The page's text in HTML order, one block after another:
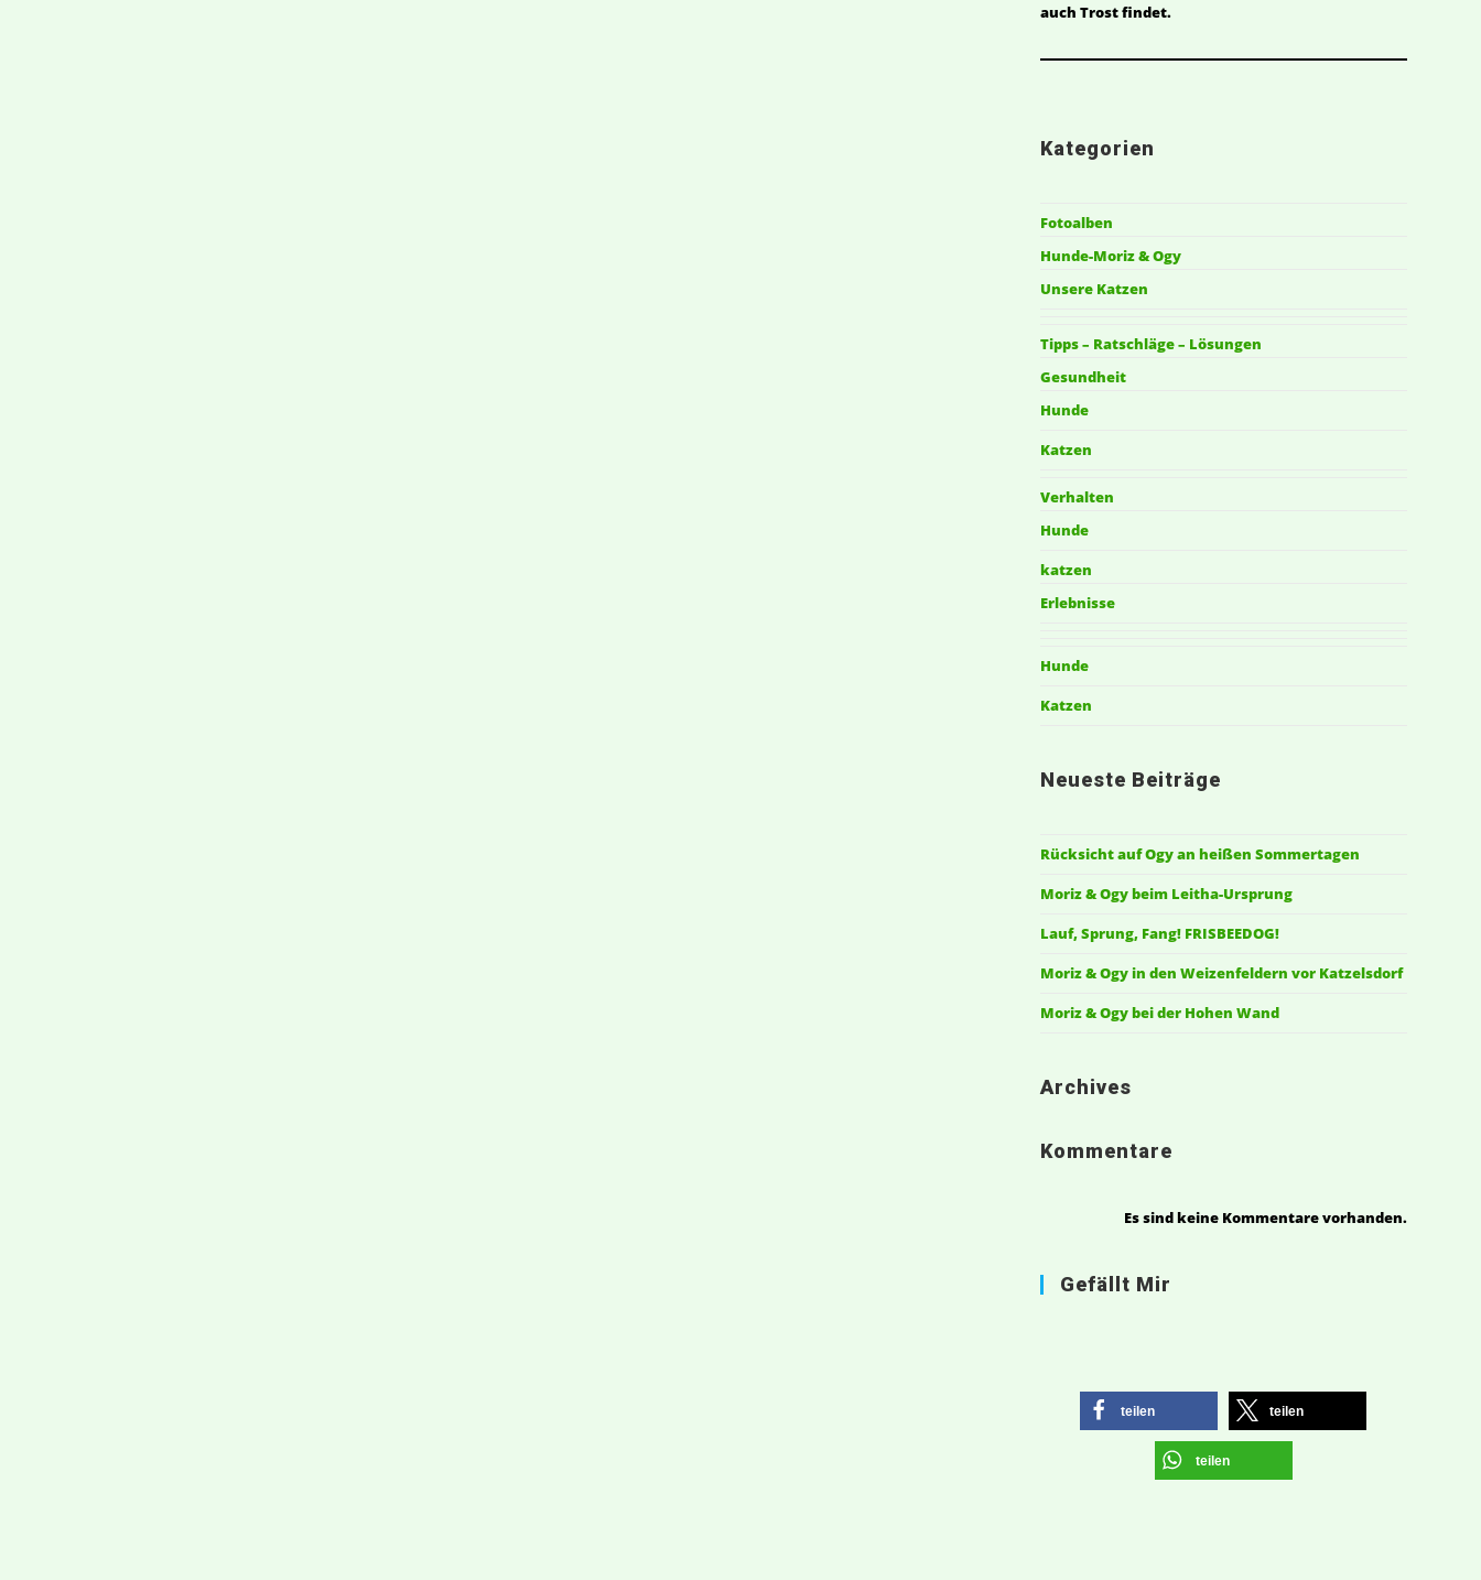
auch Trost findet.
Kategorien
Fotoalben
Hunde-Moriz & Ogy
Unsere Katzen
Tipps – Ratschläge – Lösungen
Gesundheit
Hunde
Katzen
Verhalten
Hunde
katzen
Erlebnisse
Hunde
Katzen
Neueste Beiträge
Rücksicht auf Ogy an heißen Sommertagen
Moriz & Ogy beim Leitha-Ursprung
Lauf, Sprung, Fang! FRISBEEDOG!
Moriz & Ogy in den Weizenfeldern vor Katzelsdorf
Moriz & Ogy bei der Hohen Wand
Archives
Kommentare
Es sind keine Kommentare vorhanden.
Gefällt Mir
teilen teilen
teilen